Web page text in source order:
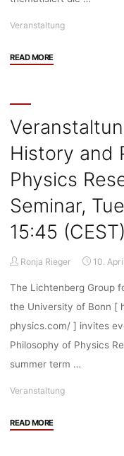
Veranstaltung
READ MORE"Veranstaltung:
zwischen
Handlungsmacht
und
gesellschaftlichen
Informatik
und
Empirische
Kulturwissenschaft
Gespräch,
Mittwochs
Hamburg"
History and
Physics
Seminar,
15:45
Ronja Rieger 10.
The Lichtenberg Group
the University of Bonn [
physics.com/ ] invites
Philosophy of Physics
summer term …
Veranstaltung
READ MORE"Veranstaltung: